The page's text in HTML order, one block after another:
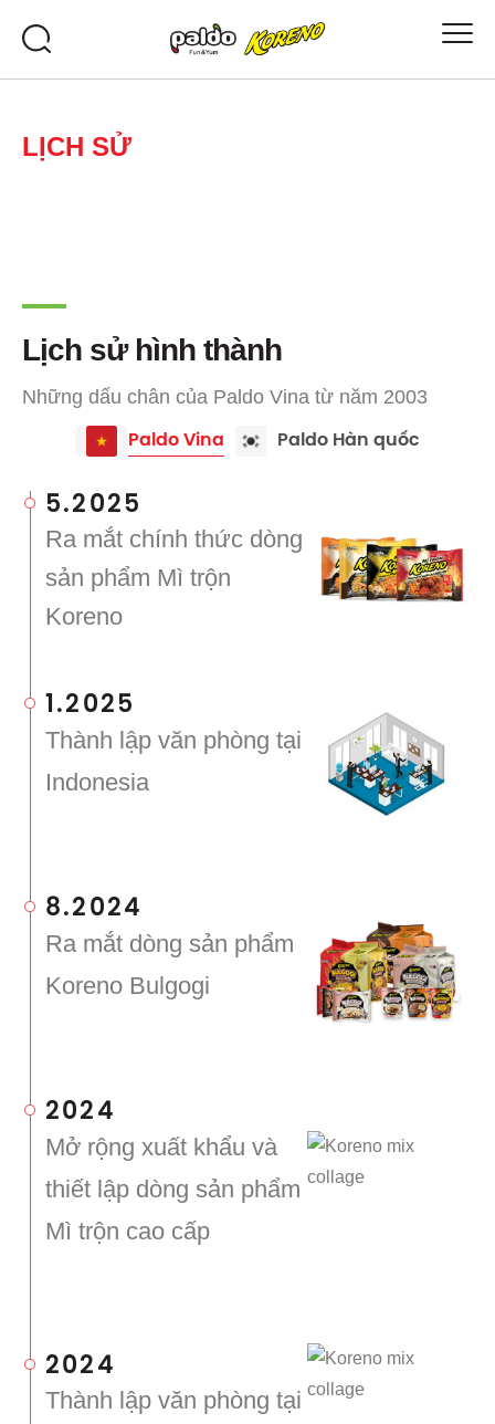
LỊCH SỬ
Lịch sử hình thành
Những dấu chân của Paldo Vina từ năm 2003
Paldo Vina Paldo Hàn quốc
5.2025
Ra mắt chính thức dòng
sản phẩm Mì trộn
Koreno
1.2025
Thành lập văn phòng tại
Indonesia
8.2024
Ra mắt dòng sản phẩm
Koreno Bulgogi
2024
Mở rộng xuất khẩu và
thiết lập dòng sản phẩm
Mì trộn cao cấp
2024
Thành lập văn phòng tại